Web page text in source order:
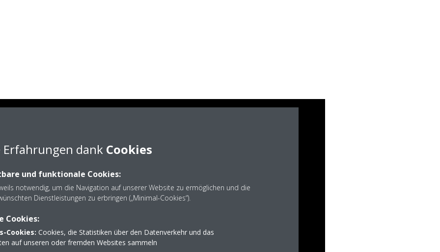
Erfahrungen dank Cookies
und funktionale Cookies:
notwendig, um die Navigation auf unserer Website zu ermöglichen und die
Dienstleistungen zu erbringen („Minimal-Cookies“).
Cookies:
Cookies: Cookies, die Statistiken über den Datenverkehr und das
auf unseren oder fremden Websites sammeln